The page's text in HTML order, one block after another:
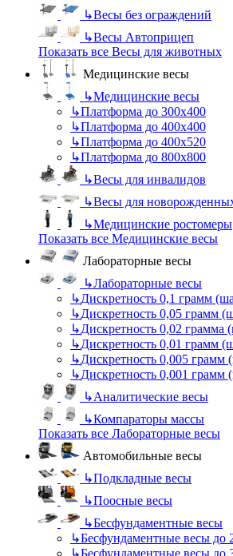
↳Весы без ограждений
↳Весы Автоприцеп
Показать все Весы для животных
Медицинские весы
↳Медицинские весы
↳Платформа до 300х400
↳Платформа до 400х400
↳Платформа до 400х520
↳Платформа до 800х800
↳Весы для инвалидов
↳Весы для
↳Медицинские ростомеры
Показать все Медицинские весы
Лабораторные весы
↳Лабораторные весы
↳Дискретность 0,1 грамм
↳Дискретность 0,05 грамм
↳Дискретность 0,02 грамма
↳Дискретность 0,01 грамм
↳Дискретность 0,005 грамм
↳Дискретность 0,001 грамм
↳Аналитические весы
↳Компараторы массы
Показать все Лабораторные весы
Автомобильные весы
↳Подкладные весы
↳Поосные весы
↳Бесфундаментные весы
↳Бесфундаментные весы до
↳Бесфундаментные весы до